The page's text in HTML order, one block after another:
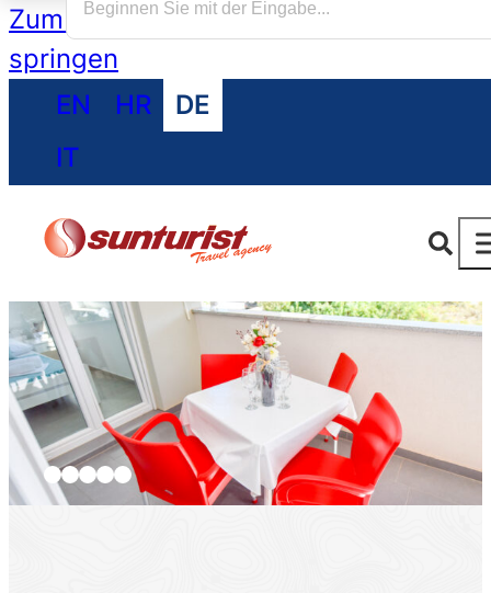
Zum Hauptinhalt springen
springen
EN
HR
DE
IT